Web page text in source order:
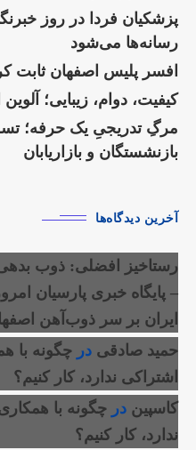
پزشکیان فردا در روز
رسانه‌ها می‌شود
افسر پلیس اصفهان ثابت
کیفیت، دوام، زیبایی؛
مرگِ تدریجیِ یک حرفه؛
بازنشستگان و بازاریابان
آخرین دیدگاه‌ها
رستاخیز افضلی: ذوب
– پایگاه خبری پارسیان
ایران بر سر ذوب‌آهن
حمید صادقی در چگونه با
اشتراکی ندارد، کار کنیم؟
کاسپین در چگونه با
ندارد، کار کنیم؟